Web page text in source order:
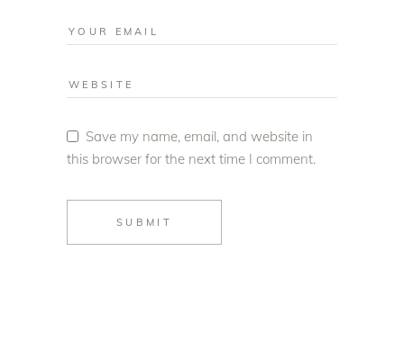
Save my name, email, and website in
this browser for the next time I comment.
SUBMIT